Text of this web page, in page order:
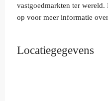
vastgoedmarkten ter wereld.
op voor meer informatie
Locatiegegevens